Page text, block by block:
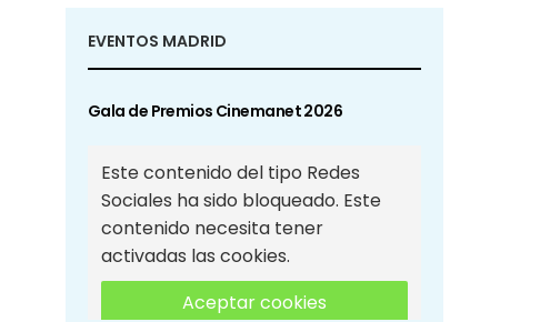
EVENTOS MADRID
Gala de Premios Cinemanet 2026
Este contenido del tipo Redes
Sociales ha sido bloqueado. Este
contenido necesita tener
activadas las cookies.
Aceptar cookies